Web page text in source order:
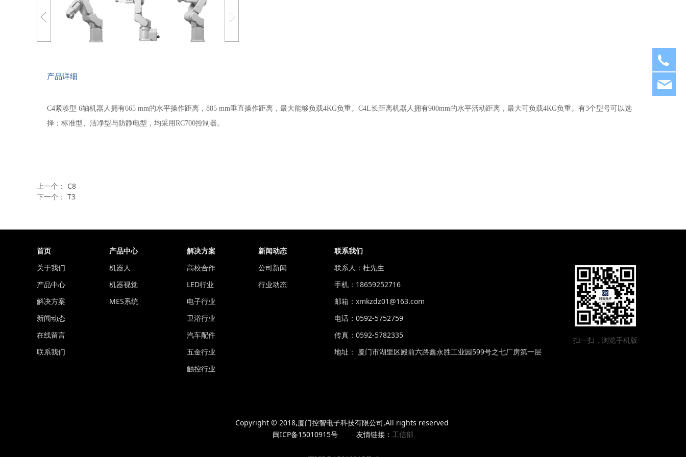
产品详细
C4紧凑型 6轴机器人拥有665 mm的水平操作距离，885 mm垂直操作距离，最大能够负载4KG负重。C4L长距离机器人拥有900mm的水平活动距离，最大可负载4KG负重。有3个型号可以选
择：标准型、洁净型与防静电型，均采用RC700控制器。
上一个： C8
下一个： T3
首页
关于我们
产品中心
解决方案
新闻动态
在线留言
联系我们
产品中心
机器人
机器视觉
MES系统
解决方案
高校合作
LED行业
电子行业
卫浴行业
汽车配件
五金行业
触控行业
新闻动态
公司新闻
行业动态
联系我们
联系人：杜先生
手机：18659252716
邮箱：xmkzdz01@163.com
电话：0592-5752759
传真：0592-5782335
地址： 厦门市湖里区殿前六路鑫永胜工业园599号之七厂房第一层
扫一扫，浏览手机版
Copyright © 2018,厦门控智电子科技有限公司,All rights reserved
闽ICP备15010915号 友情链接： 工信部